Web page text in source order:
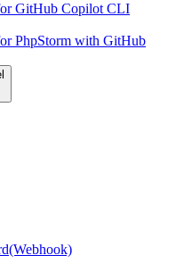
GitHub Copilot CLI
PhpStorm with GitHub